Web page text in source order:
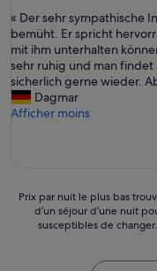
10,
Exceptionnel,
(36 avis)
«
D
e
r
s
e
h
« Der sehr sympathische
bemüht. Er spricht
mit ihm unterhalten
sehr ruhig und man
sicherlich gerne wieder.
Dagmar
Afficher moins
Prix
Prix par nuit le plus bas
d’un séjour d’une nuit
susceptibles de